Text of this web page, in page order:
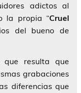
adictos al
la propia “Cruel
del bueno de
que resulta que
grabaciones
diferencias que